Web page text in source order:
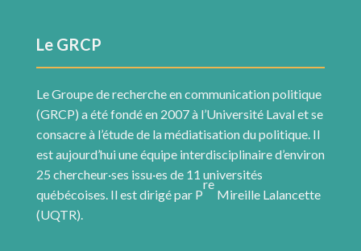
Le GRCP
Le Groupe de recherche en communication politique
(GRCP) a été fondé en 2007 à l’Université Laval et se
consacre à l’étude de la médiatisation du politique. Il
est aujourd’hui une équipe interdisciplinaire d’environ
25 chercheur·ses issu·es de 11 universités
québécoises. Il est dirigé par P
re
Mireille Lalancette
(UQTR).